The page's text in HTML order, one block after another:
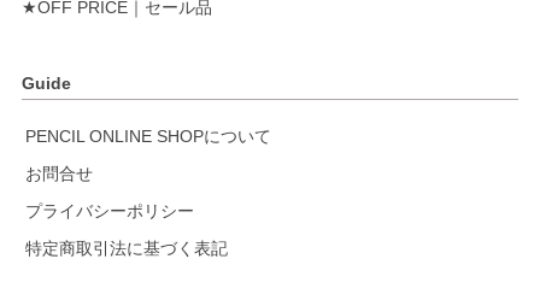
★OFF PRICE｜セール品
Guide
PENCIL ONLINE SHOPについて
お問合せ
プライバシーポリシー
特定商取引法に基づく表記